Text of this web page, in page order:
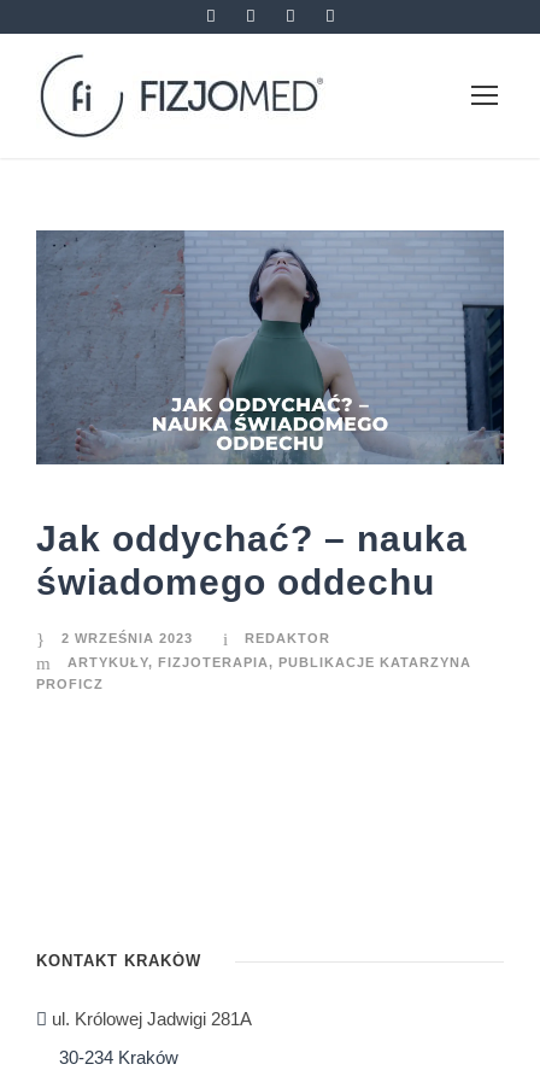
Jak oddychać? – nauka
świadomego oddechu
2 WRZEŚNIA 2023
REDAKTOR
ARTYKUŁY, FIZJOTERAPIA, PUBLIKACJE KATARZYNA
PROFICZ
KONTAKT KRAKÓW
ul. Królowej Jadwigi 281A
30-234 Kraków